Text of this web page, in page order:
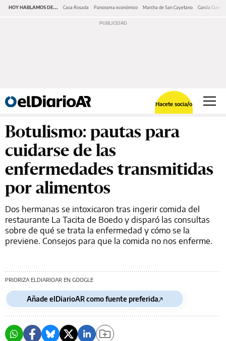
HOY HABLAMOS DE... Casa Rosada Panorama económico Marcha de San Cayetano García Cuerva
Hacete socia/o
Botulismo: pautas para
cuidarse de las
enfermedades transmitidas
por alimentos
Dos hermanas se intoxicaron tras ingerir comida del
restaurante La Tacita de Boedo y disparó las consultas
sobre de qué se trata la enfermedad y cómo se la
previene. Consejos para que la comida no nos enferme.
PRIORIZA ELDIARIOAR EN GOOGLE
Añade elDiarioAR como fuente preferida